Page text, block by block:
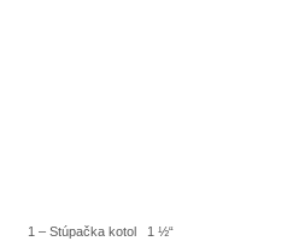
1 – Stúpačka kotol
1 ½“